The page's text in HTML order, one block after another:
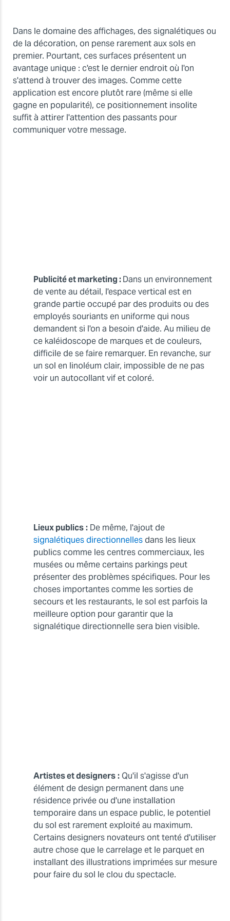
Dans le domaine des affichages, des signalétiques ou
de la décoration, on pense rarement aux sols en
premier. Pourtant, ces surfaces présentent un
avantage unique : c'est le dernier endroit où l'on
s'attend à trouver des images. Comme cette
application est encore plutôt rare (même si elle
gagne en popularité), ce positionnement insolite
suffit à attirer l'attention des passants pour
communiquer votre message.
Publicité et marketing :Dans un environnement
de vente au détail, l'espace vertical est en
grande partie occupé par des produits ou des
employés souriants en uniforme qui nous
demandent si l'on a besoin d'aide. Au milieu de
ce kaléidoscope de marques et de couleurs,
difficile de se faire remarquer. En revanche, sur
un sol en linoléum clair, impossible de ne pas
voir un autocollant vif et coloré.
Lieux publics: De même, l'ajout de
signalétiques directionnellesdans les lieux
publics comme les centres commerciaux, les
musées ou même certains parkings peut
présenter des problèmes spécifiques. Pour les
choses importantes comme les sorties de
secours et les restaurants, le sol est parfois la
meilleure option pour garantir que la
signalétique directionnelle sera bien visible.
Artistes et designers: Qu'il s'agisse d'un
élément de design permanent dans une
résidence privée ou d'une installation
temporaire dans un espace public, le potentiel
du sol est rarement exploité au maximum.
Certains designers novateurs ont tenté d'utiliser
autre chose que le carrelage et le parquet en
installant des illustrations imprimées sur mesure
pour faire du sol le clou du spectacle.